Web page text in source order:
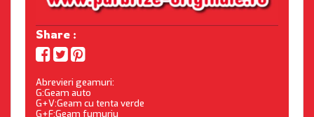
Share :
Abrevieri geamuri:
G:Geam auto
G+V:Geam cu tenta verde
G+F:Geam fumuriu